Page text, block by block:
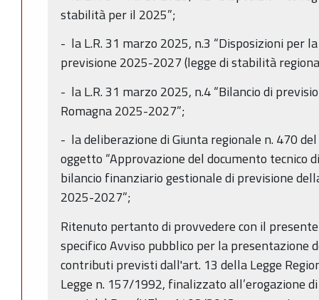
stabilità per il 2025”;
- la L.R. 31 marzo 2025, n.3 “Disposizioni per
previsione 2025-2027 (legge di stabilità
- la L.R. 31 marzo 2025, n.4 “Bilancio di
Romagna 2025-2027”;
- la deliberazione di Giunta regionale n. 470
oggetto “Approvazione del documento tecnico
bilancio finanziario gestionale di previsione
2025-2027”;
Ritenuto pertanto di provvedere con il
specifico Avviso pubblico per la presentazione
contributi previsti dall'art. 13 della Legge
Legge n. 157/1992, finalizzato all’erogazione